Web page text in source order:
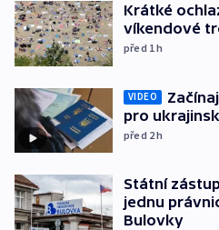
Krátké
víkendové
před 1h
VIDEO
pro
před 2h
Státní
jednu
Bulovky